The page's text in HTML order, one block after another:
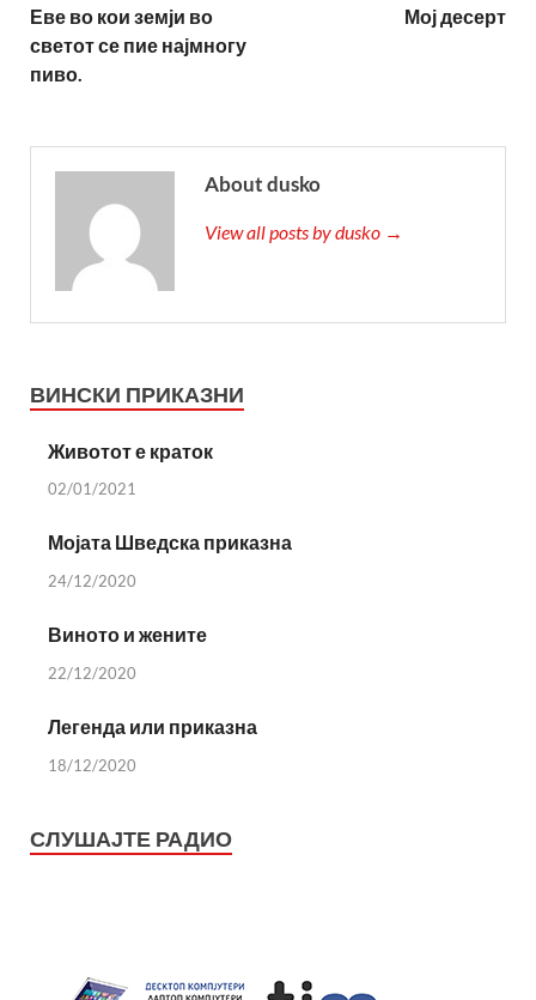
Еве во кои земји во
светот се пие најмногу
пиво.
Мој десерт
About dusko
View all posts by dusko →
ВИНСКИ ПРИКАЗНИ
Животот е краток
02/01/2021
Мојата Шведска приказна
24/12/2020
Виното и жените
22/12/2020
Легенда или приказна
18/12/2020
СЛУШАЈТЕ РАДИО